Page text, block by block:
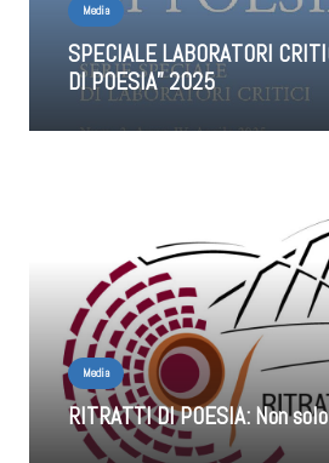
Media
SPECIALE LABORATORI
DI POESIA” 2025
Media
RITRATTI DI POESIA: Non